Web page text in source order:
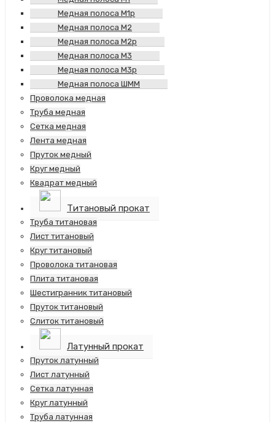
Медная полоса М1р
Медная полоса М2
Медная полоса М2р
Медная полоса М3
Медная полоса М3р
Медная полоса ШММ
Проволока медная
Труба медная
Сетка медная
Лента медная
Пруток медный
Круг медный
Квадрат медный
Титановый прокат
Труба титановая
Лист титановый
Круг титановый
Проволока титановая
Плита титановая
Шестигранник титановый
Пруток титановый
Слиток титановый
Латунный прокат
Пруток латунный
Лист латунный
Сетка латунная
Круг латунный
Труба латунная